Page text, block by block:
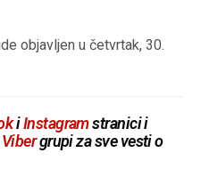
objavljen u četvrtak, 30.
iInstagramstranici i
Vibergrupi za sve vesti o